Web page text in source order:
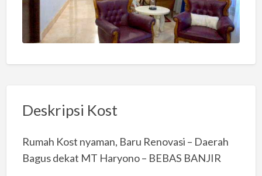
Deskripsi Kost
Rumah Kost nyaman, Baru Renovasi – Daerah
Bagus dekat MT Haryono – BEBAS BANJIR